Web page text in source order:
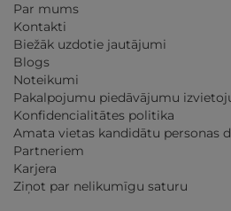
Par mums
Kontakti
Biežāk uzdotie jautājumi
Blogs
Noteikumi
Pakalpojumu piedāvājumu
Konfidencialitātes politika
Amata vietas kandidātu personas
Partneriem
Karjera
Ziņot par nelikumīgu saturu